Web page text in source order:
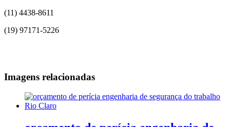
(11) 4438-8611
(19) 97171-5226
Imagens relacionadas